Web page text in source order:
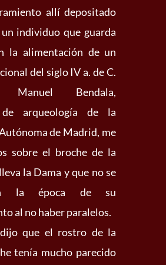
allí depositado
individuo que guarda
la alimentación de un
del siglo IV a. de C.
Manuel Bendala,
de arqueología de la
de Madrid, me
sobre el broche de la
la Dama y que no se
la época de su
al no haber paralelos.
que el rostro de la
tenía mucho parecido